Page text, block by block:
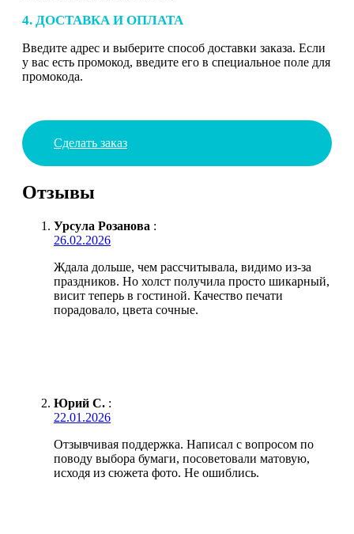
4. ДОСТАВКА И ОПЛАТА
Введите адрес и выберите способ доставки заказа. Если
у вас есть промокод, введите его в специальное поле для
промокода.
Сделать заказ
Отзывы
Урсула Розанова :
26.02.2026
Ждала дольше, чем рассчитывала, видимо из-за
праздников. Но холст получила просто шикарный,
висит теперь в гостиной. Качество печати
порадовало, цвета сочные.
Юрий С. :
22.01.2026
Отзывчивая поддержка. Написал с вопросом по
поводу выбора бумаги, посоветовали матовую,
исходя из сюжета фото. Не ошиблись.